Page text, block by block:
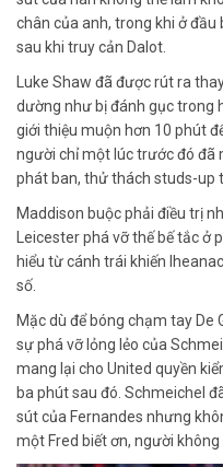
chân của anh, trong khi ở đầu
sau khi truy cản Dalot.
Luke Shaw đã được rút ra
dường như bị đánh gục trong
giới thiệu muộn hơn 10 phút
người chỉ một lúc trước đó đã
phát ban, thử thách studs-up
Maddison buộc phải điều trị
Leicester phá vỡ thế bế tắc
hiểu từ cánh trái khiến
số.
Mặc dù để bóng chạm tay De
sự phá vỡ lỏng lẻo của
mang lại cho United quyền
ba phút sau đó. Schmeichel
sút của Fernandes nhưng
một Fred biết ơn, người